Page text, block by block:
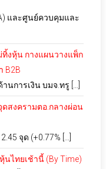
และศูนย์ควบคุมและ
ทิ้งหุ้น กางแผนวางแพ็ก
B2B
การเงิน บมจ.ทรู […]
สงครามตอ.กลางผ่อน
จุด (+0.77% […]
นไทยเช้านี้ (By Time)